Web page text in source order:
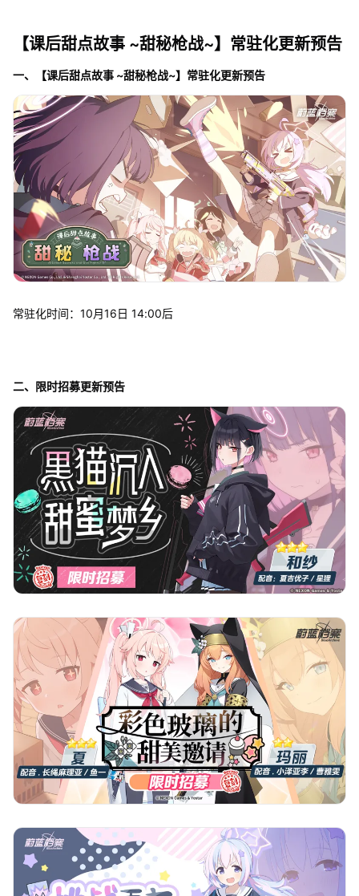
【课后甜点故事 ~甜秘枪战~】常驻化更新预告
一、【课后甜点故事 ~甜秘枪战~】常驻化更新预告
常驻化时间：10月16日 14:00后
二、限时招募更新预告